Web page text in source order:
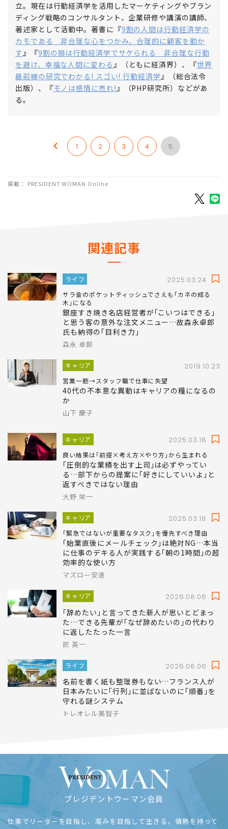
立。現在は行動経済学を活用したマーケティングやブラン
ディング戦略のコンサルタント、企業研修や講演の講師、
著述家として活動中。著書に『9割の人間は行動経済学の
カモである 非合理な心をつかみ、合理的に顧客を動か
す』『9割の損は行動経済学でサケられる 非合理な行動
を避け、幸福な人間に変わる』（ともに経済界）、『世界
最前線の研究でわかる! スゴい! 行動経済学』（総合法令
出版）、『モノは感情に売れ!』（PHP研究所）などがあ
る。
1 2 3 4 5
掲載： PRESIDENT WOMAN Online
関連記事
ライフ 2025.03.24
サラ金のポケットティッシュでさえも｢カネの成る
木｣になる
銀座すき焼き名店経営者が｢こいつはできる｣
と思う客の意外な注文メニュー…故森永卓郎
氏も納得の｢目利き力｣
森永 卓郎
キャリア 2019.10.23
営業一筋→スタッフ職で仕事に失望
40代の不本意な異動はキャリアの糧になるの
か
山下 慶子
キャリア 2025.03.18
良い結果は｢前提×考え方×やり方｣から生まれる
｢圧倒的な業績を出す上司｣は必ずやってい
る…部下からの提案に｢好きにしていいよ｣と
返すべきではない理由
大野 栄一
キャリア 2025.03.18
｢緊急ではないが重要なタスク｣を優先すべき理由
｢始業直後にメールチェック｣は絶対NG…本当
に仕事のデキる人が実践する｢朝の1時間｣の超
効率的な使い方
マズロー安達
キャリア 2026.08.06
｢辞めたい｣と言ってきた新人が思いとどまっ
た…できる先輩が｢なぜ辞めたいの｣の代わり
に返したたった一言
匠 英一
ライフ 2026.08.06
名前を書く紙も整理券もない…フランス人が
日本みたいに｢行列｣に並ばないのに｢順番｣を
守れる謎システム
トレオレル美智子
プレジデントウーマン会員
仕事でリーダーを目指し、高みを目指して生きる。情熱を持って